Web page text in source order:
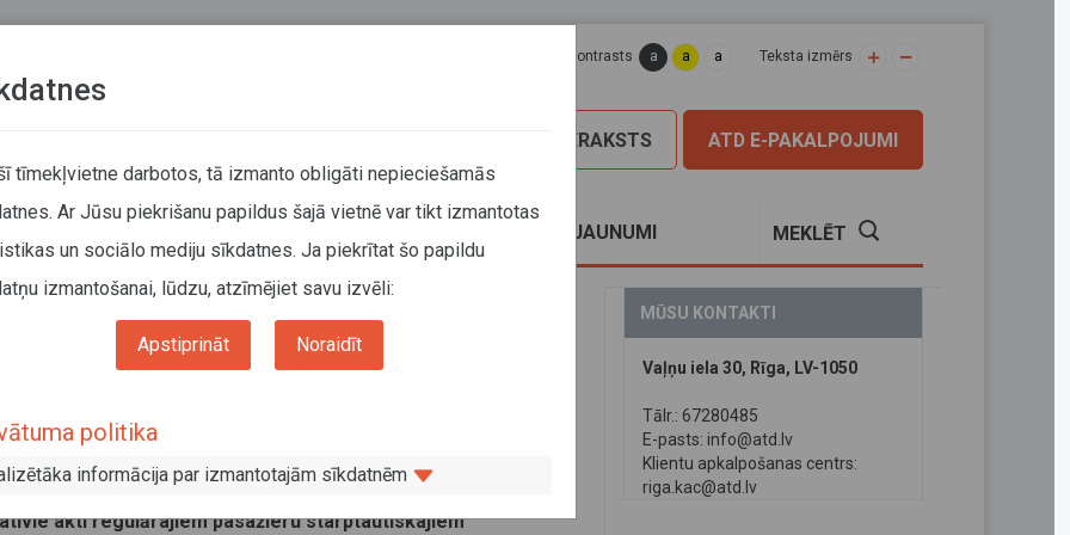
Lapas kontrasts a a a Teksta izmērs
ATD E-PAKALPOJUMI
PIERAKSTS
JAUNUMI MEKLĒT
pasažieru starptautiskie pārvadājumi ar autobusiem
ar autobusiem
akti regulārajiem pasažieru starptautiskajiem
MŪSU KONTAKTI
Vaļņu iela 30, Rīga, LV-1050
Tālr.: 67280485
E-pasts: info@atd.lv
Klientu apkalpošanas centrs:
riga.kac@atd.lv
tīmekļvietne darbotos, tā izmanto obligāti nepieciešamās
Ar Jūsu piekrišanu papildus šajā vietnē var tikt izmantotas
un sociālo mediju sīkdatnes. Ja piekrītat šo papildu
izmantošanai, lūdzu, atzīmējiet savu izvēli:
Apstiprināt Noraidīt
politika
informācija par izmantotajām sīkdatnēm